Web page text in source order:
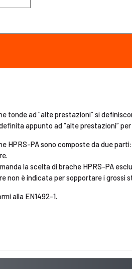
tonde ad “alte prestazioni” si
appunto ad “alte prestazioni”
HPRS-PA sono composte da due
la scelta di brache HPRS-PA
non è indicata per sopportare i grossi
alla EN1492-1.